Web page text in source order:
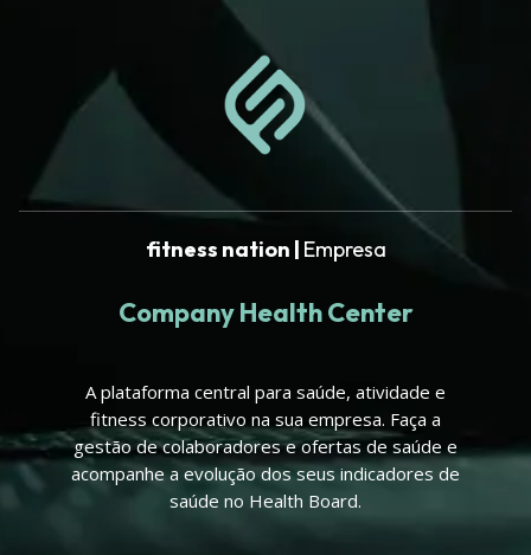
fitness nation | Empresa
Company Health Center
A plataforma central para saúde, atividade e
fitness corporativo na sua empresa. Faça a
gestão de colaboradores e ofertas de saúde e
acompanhe a evolução dos seus indicadores de
saúde no Health Board.